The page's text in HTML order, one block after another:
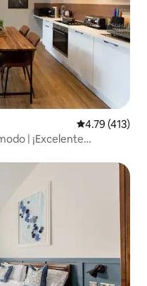
Calificación
4.79 (413)
| ¡Excelente